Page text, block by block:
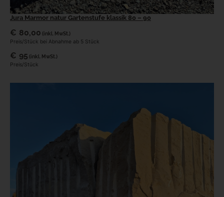
Jura Marmor natur Gartenstufe klassik 80 – 90
€ 80,00 (inkl. MwSt.)
Preis/Stück bei Abnahme ab 5 Stück
€ 95 (inkl. MwSt.)
Preis/Stück